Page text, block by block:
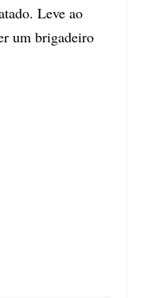
Leve ao
um brigadeiro